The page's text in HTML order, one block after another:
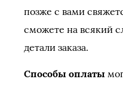
позже с вами
сможете на всякий
детали заказа.
Способы оплаты